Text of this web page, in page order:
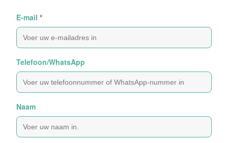
E-mail *
Telefoon/WhatsApp
Naam